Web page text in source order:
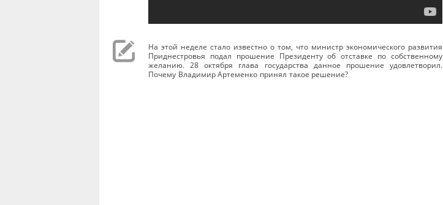
На этой неделе стало известно о том, что министр экономического развития
Приднестровья подал прошение Президенту об отставке по собственному
желанию. 28 октября глава государства данное прошение удовлетворил.
Почему Владимир Артеменко принял такое решение?